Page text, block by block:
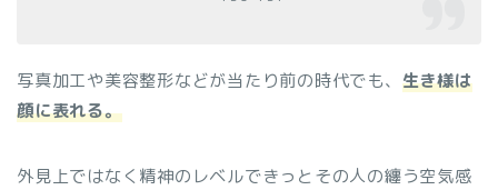
写真加工や美容整形などが当たり前の時代でも、 生き様は
顔に表れる。
外見上ではなく精神のレベルできっとその人の纏う空気感